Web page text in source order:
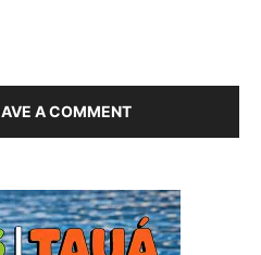
A COMMENT